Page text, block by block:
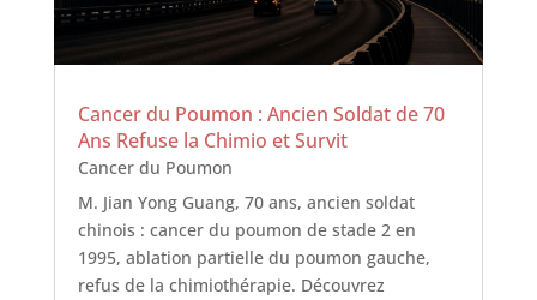
Cancer du Poumon : Ancien Soldat de 70
Ans Refuse la Chimio et Survit
Cancer du Poumon
M. Jian Yong Guang, 70 ans, ancien soldat
chinois : cancer du poumon de stade 2 en
1995, ablation partielle du poumon gauche,
refus de la chimiothérapie. Découvrez